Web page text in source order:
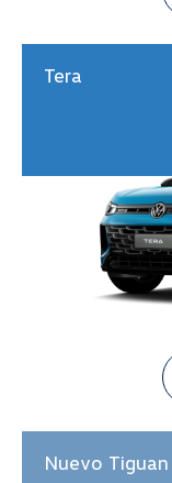
Tera
Nuevo Tiguan